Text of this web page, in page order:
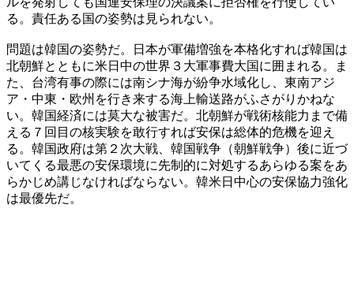
る。責任ある国の姿勢は見られない。
問題は韓国の姿勢だ。日本が軍備増強を本格化すれば韓国は
北朝鮮とともに米日中の世界３大軍事費大国に囲まれる。ま
た、台湾有事の際には南シナ海が紛争水域化し、東南アジ
ア・中東・欧州を行き来する海上輸送路がふさがりかねな
い。韓国経済には莫大な被害だ。北朝鮮が戦術核能力まで備
える７回目の核実験を敢行すれば安保は総体的危機を迎え
る。韓国政府は第２次大戦、韓国戦争（朝鮮戦争）後に近づ
いてくる最悪の安保環境に先制的に対処するあらゆる案をあ
らかじめ講じなければならない。韓米日中心の安保協力強化
は最優先だ。